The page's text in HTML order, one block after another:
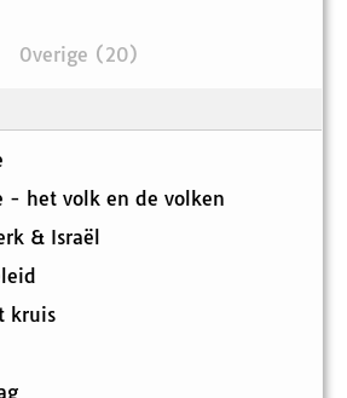
Overige (20)
- het volk en de volken
& Israël
kruis